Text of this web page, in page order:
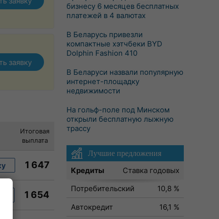
заявку
Итоговая
выплата
1 647
1 654
бизнесу 6 месяцев бесплатных
платежей в 4 валютах
В Беларусь привезли
компактные хэтчбеки BYD
Dolphin Fashion 410
В Беларуси назвали популярную
интернет-площадку
недвижимости
На гольф-поле под Минском
открыли бесплатную лыжную
трассу
Лучшие предложения
Кредиты
Ставка годовых
Потребительский
10,8 %
Автокредит
16,1 %